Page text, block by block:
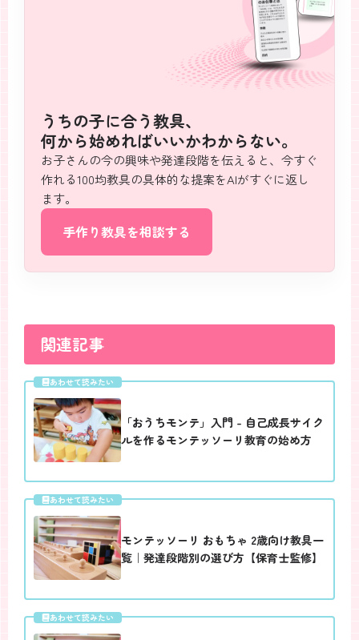
うちの子に合う教具、
何から始めればいいかわからない。
お子さんの今の興味や発達段階を伝えると、今すぐ
作れる100均教具の具体的な提案をAIがすぐに返し
ます。
手作り教具を相談する
関連記事
あわせて読みたい
「おうちモンテ」入門 - 自己成長サイク
ルを作るモンテッソーリ教育の始め方
あわせて読みたい
モンテッソーリ おもちゃ 2歳向け教具一
覧｜発達段階別の選び方【保育士監修】
あわせて読みたい